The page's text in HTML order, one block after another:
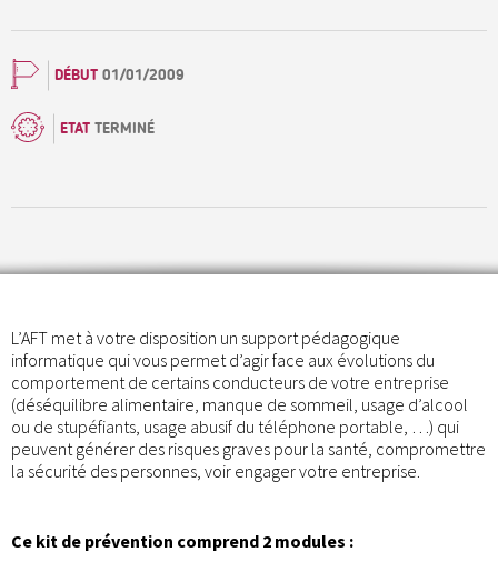
DÉBUT 01/01/2009
ETAT TERMINÉ
L’AFT met à votre disposition un support pédagogique
informatique qui vous permet d’agir face aux évolutions du
comportement de certains conducteurs de votre entreprise
(déséquilibre alimentaire, manque de sommeil, usage d’alcool
ou de stupéfiants, usage abusif du téléphone portable, …) qui
peuvent générer des risques graves pour la santé, compromettre
la sécurité des personnes, voir engager votre entreprise.
Ce kit de prévention comprend 2 modules :